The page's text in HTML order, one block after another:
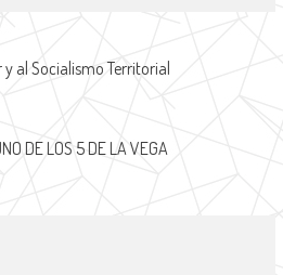
al Socialismo Territorial
DE LOS 5 DE LA VEGA